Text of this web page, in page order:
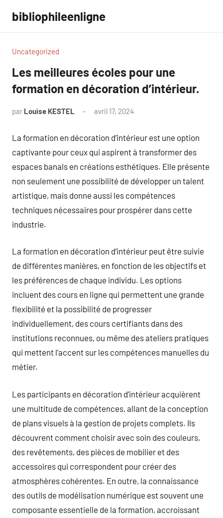
contenu
bibliophileenligne
Uncategorized
Les meilleures écoles pour une
formation en décoration d’intérieur.
par Louise KESTEL avril 17, 2024
La formation en décoration d’intérieur est une option
captivante pour ceux qui aspirent à transformer des
espaces banals en créations esthétiques. Elle présente
non seulement une possibilité de développer un talent
artistique, mais donne aussi les compétences
techniques nécessaires pour prospérer dans cette
industrie.
La formation en décoration d’intérieur peut être suivie
de différentes manières, en fonction de les objectifs et
les préférences de chaque individu. Les options
incluent des cours en ligne qui permettent une grande
flexibilité et la possibilité de progresser
individuellement, des cours certifiants dans des
institutions reconnues, ou même des ateliers pratiques
qui mettent l’accent sur les compétences manuelles du
métier.
Les participants en décoration d’intérieur acquièrent
une multitude de compétences, allant de la conception
de plans visuels à la gestion de projets complets. Ils
découvrent comment choisir avec soin des couleurs,
des revêtements, des pièces de mobilier et des
accessoires qui correspondent pour créer des
atmosphères cohérentes. En outre, la connaissance
des outils de modélisation numérique est souvent une
composante essentielle de la formation, accroissant